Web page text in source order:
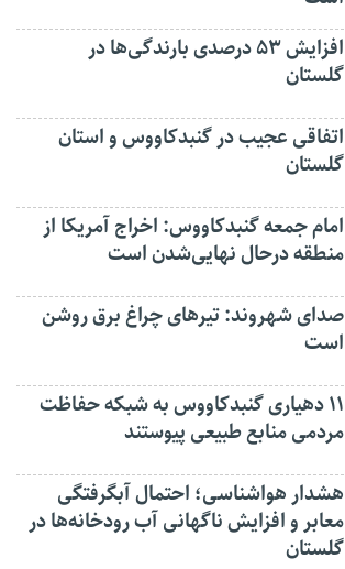
افزایش ۵۳ درصدی بارندگی‌ها در
گلستان
اتفاقی عجیب در‌ گنبدکاووس و استان
گلستان
امام جمعه گنبدکاووس: اخراج آمریکا از
منطقه درحال نهایی‌شدن است
صدای شهروند: تیرهای چراغ برق روشن
است
۱۱ دهیاری گنبدکاووس به شبکه حفاظت
مردمی منابع طبیعی پیوستند
هشدار هواشناسی؛ احتمال آبگرفتگی
معابر و افزایش ناگهانی آب رودخانه‌ها در
گلستان